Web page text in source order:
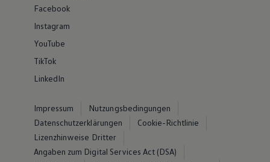
Facebook
Instagram
YouTube
TikTok
LinkedIn
Impressum
Nutzungsbedingungen
Datenschutzerklärungen
Cookie-Richtlinie
Lizenzhinweise Dritter
Angaben zum Digital Services Act (DSA)